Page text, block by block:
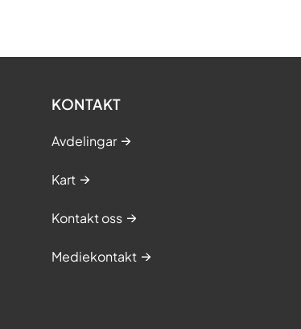
KONTAKT
Avdelingar
Kart
Kontakt oss
Mediekontakt